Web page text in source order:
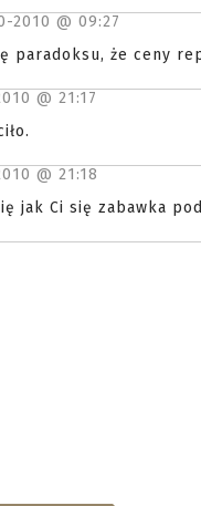
2010 @ 09:27
paradoksu, że ceny
@ 21:17
@ 21:18
jak Ci się zabawka